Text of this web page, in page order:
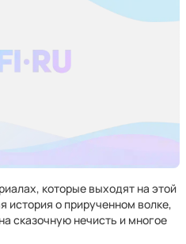
которые выходят на этой
история о прирученном волке,
сказочную нечисть и многое